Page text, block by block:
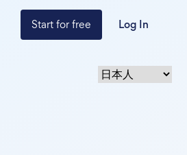
Start for free Log In